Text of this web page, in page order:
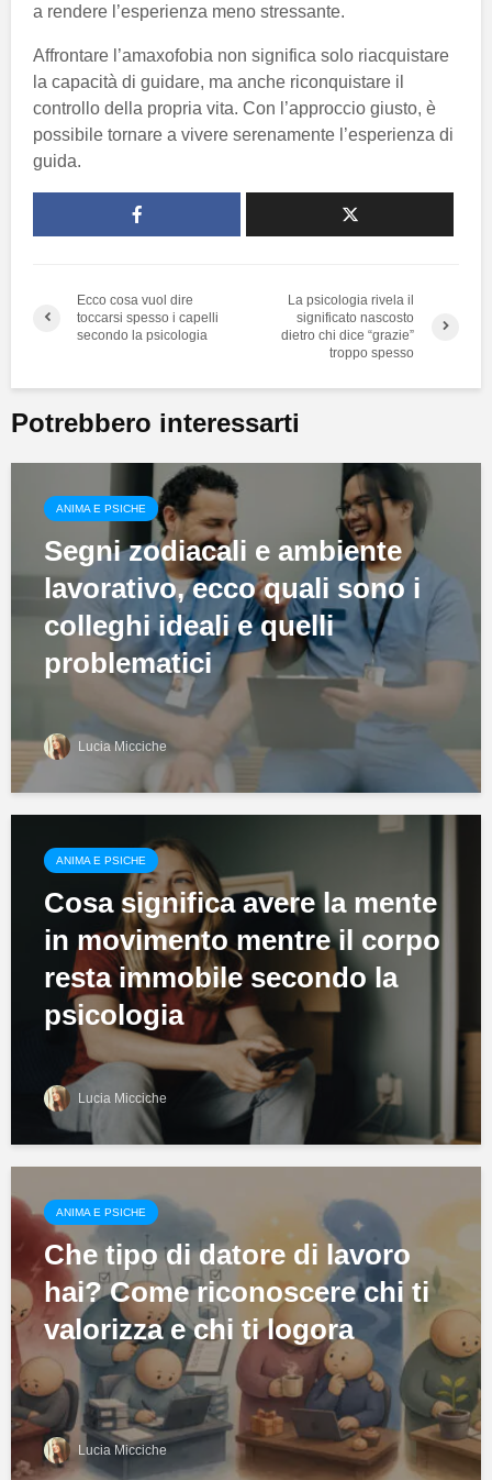
a rendere l’esperienza meno stressante.
Affrontare l’amaxofobia non significa solo riacquistare
la capacità di guidare, ma anche riconquistare il
controllo della propria vita. Con l’approccio giusto, è
possibile tornare a vivere serenamente l’esperienza di
guida.
Ecco cosa vuol dire
toccarsi spesso i capelli
secondo la psicologia
La psicologia rivela il
significato nascosto
dietro chi dice “grazie”
troppo spesso
Potrebbero interessarti
ANIMA E PSICHE
Segni zodiacali e ambiente
lavorativo, ecco quali sono i
colleghi ideali e quelli
problematici
Lucia Micciche
ANIMA E PSICHE
Cosa significa avere la mente
in movimento mentre il corpo
resta immobile secondo la
psicologia
Lucia Micciche
ANIMA E PSICHE
Che tipo di datore di lavoro
hai? Come riconoscere chi ti
valorizza e chi ti logora
Lucia Micciche